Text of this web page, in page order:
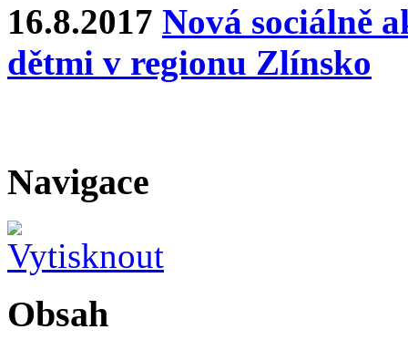
16.8.2017 Nová sociálně
dětmi v regionu Zlínsko
Navigace
Obsah